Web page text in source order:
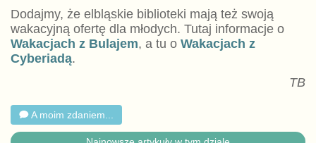
Dodajmy, że elbląskie biblioteki mają też swoją
wakacyjną ofertę dla młodych. Tutaj informacje o
Wakacjach z Bulajem, a tu o Wakacjach z
Cyberiadą.
TB
A moim zdaniem...